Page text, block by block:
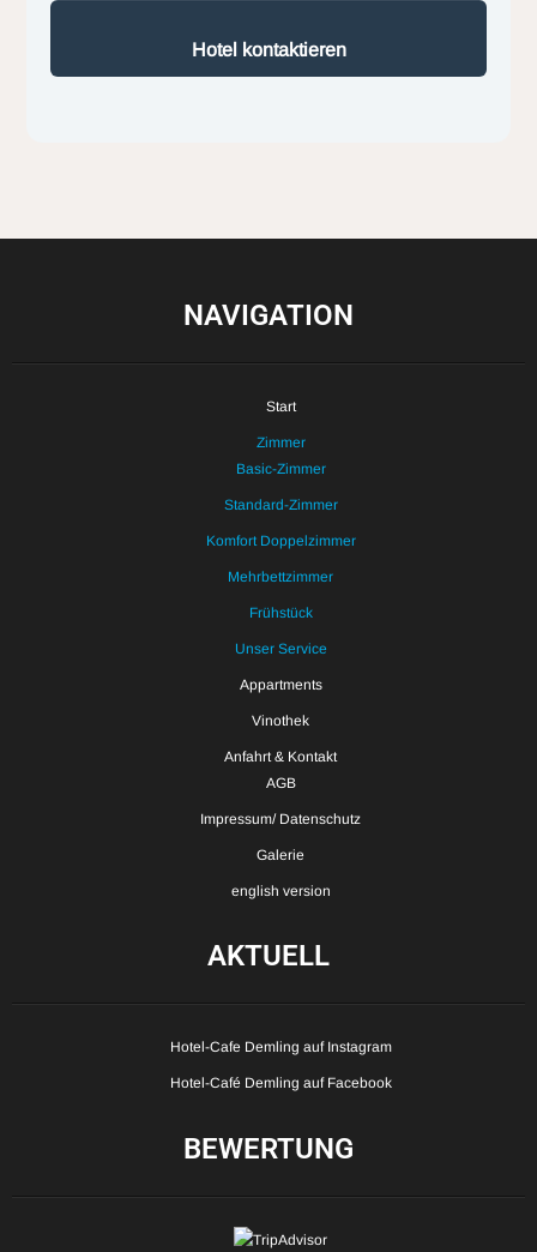
Hotel kontaktieren
NAVIGATION
Start
Zimmer
Basic-Zimmer
Standard-Zimmer
Komfort Doppelzimmer
Mehrbettzimmer
Frühstück
Unser Service
Appartments
Vinothek
Anfahrt & Kontakt
AGB
Impressum/ Datenschutz
Galerie
english version
AKTUELL
Hotel-Cafe Demling auf Instagram
Hotel-Café Demling auf Facebook
BEWERTUNG